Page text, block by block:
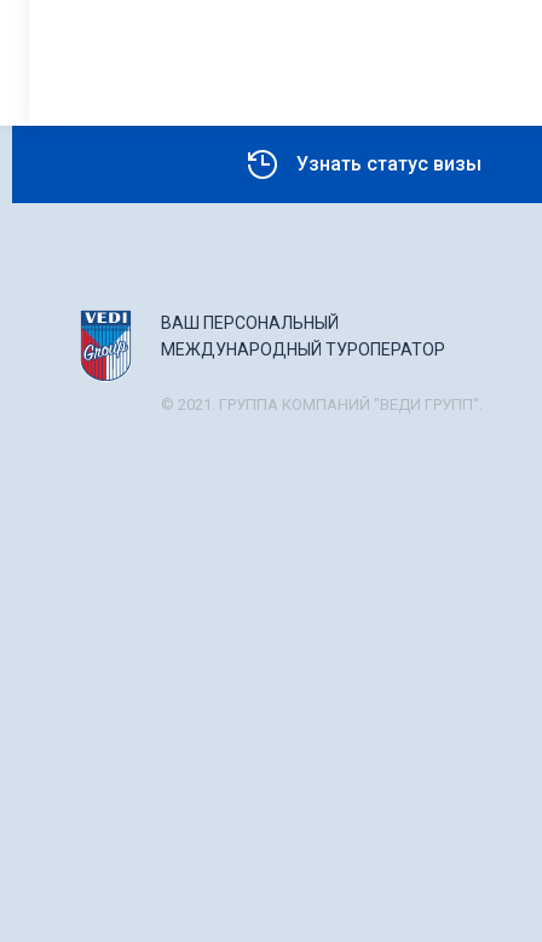
Узнать статус визы
ВАШ ПЕРСОНАЛЬНЫЙ
МЕЖДУНАРОДНЫЙ ТУРОПЕРАТОР
© 2021. ГРУППА КОМПАНИЙ "ВЕДИ ГРУПП".